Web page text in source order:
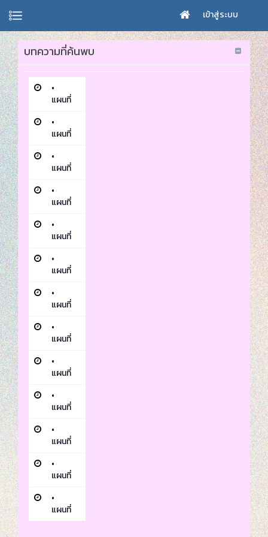
เข้าสู่ระบบ
บทความที่ค้นพบ
•
แผนที่
•
แผนที่
•
แผนที่
•
แผนที่
•
แผนที่
•
แผนที่
•
แผนที่
•
แผนที่
•
แผนที่
•
แผนที่
•
แผนที่
•
แผนที่
•
แผนที่